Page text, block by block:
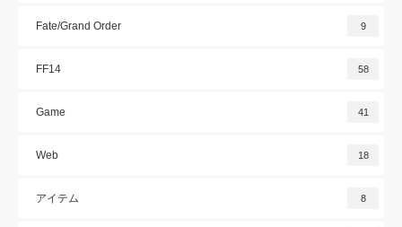
Fate/Grand Order 9
FF14 58
Game 41
Web 18
アイテム 8